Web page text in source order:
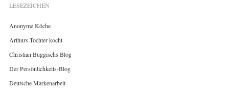
LESEZEICHEN
Anonyme Köche
Arthurs Tochter kocht
Christian Buggischs Blog
Der Persönlichkeits-Blog
Deutsche Markenarbeit